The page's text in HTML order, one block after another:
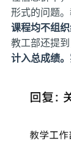
形式的问题
课程均不组
教工部还提到
计入总成绩